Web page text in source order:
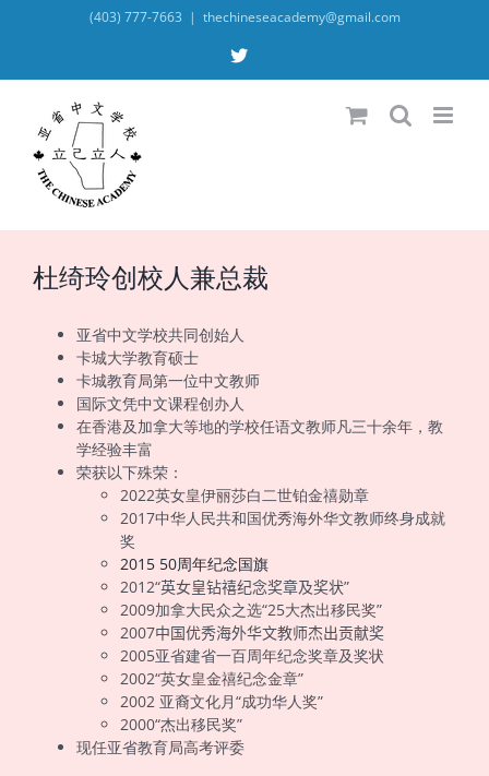
(403) 777-7663 | thechineseacademy@gmail.com
X
杜绮玲创校人兼总裁
亚省中文学校共同创始人
卡城大学教育硕士
卡城教育局第一位中文教师
国际文凭中文课程创办人
在香港及加拿大等地的学校任语文教师凡三十余年，教
学经验丰富
荣获以下殊荣：
2022英女皇伊丽莎白二世铂金禧勋章
2017中华人民共和国优秀海外华文教师终身成就
奖
2015 50周年纪念国旗
2012“英女皇钻禧纪念奖章及奖状”
2009加拿大民众之选“25大杰出移民奖”
2007中国优秀海外华文教师杰出贡献奖
2005亚省建省一百周年纪念奖章及奖状
2002“英女皇金禧纪念金章”
2002 亚裔文化月“成功华人奖”
2000“杰出移民奖”
现任亚省教育局高考评委